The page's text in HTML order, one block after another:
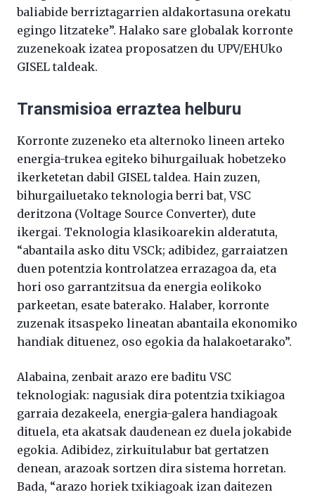
baliabide berriztagarrien aldakortasuna orekatu
egingo litzateke”. Halako sare globalak korronte
zuzenekoak izatea proposatzen du UPV/EHUko
GISEL taldeak.
Transmisioa erraztea helburu
Korronte zuzeneko eta alternoko lineen arteko
energia-trukea egiteko bihurgailuak hobetzeko
ikerketetan dabil GISEL taldea. Hain zuzen,
bihurgailuetako teknologia berri bat, VSC
deritzona (Voltage Source Converter), dute
ikergai. Teknologia klasikoarekin alderatuta,
“abantaila asko ditu VSCk; adibidez, garraiatzen
duen potentzia kontrolatzea errazagoa da, eta
hori oso garrantzitsua da energia eolikoko
parkeetan, esate baterako. Halaber, korronte
zuzenak itsaspeko lineatan abantaila ekonomiko
handiak dituenez, oso egokia da halakoetarako”.
Alabaina, zenbait arazo ere baditu VSC
teknologiak: nagusiak dira potentzia txikiagoa
garraia dezakeela, energia-galera handiagoak
dituela, eta akatsak daudenean ez duela jokabide
egokia. Adibidez, zirkuitulabur bat gertatzen
denean, arazoak sortzen dira sistema horretan.
Bada, “arazo horiek txikiagoak izan daitezen